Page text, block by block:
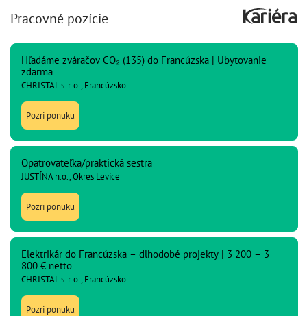
Pracovné pozície
Hľadáme zváračov CO₂ (135) do Francúzska | Ubytovanie
zdarma
CHRISTAL s. r. o., Francúzsko
Pozri ponuku
Opatrovateľka/praktická sestra
JUSTÍNA n.o., Okres Levice
Pozri ponuku
Elektrikár do Francúzska – dlhodobé projekty | 3 200 – 3
800 € netto
CHRISTAL s. r. o., Francúzsko
Pozri ponuku